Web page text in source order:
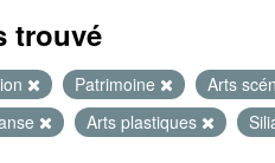
trouvé
Patrimoine
Arts
Arts plastiques